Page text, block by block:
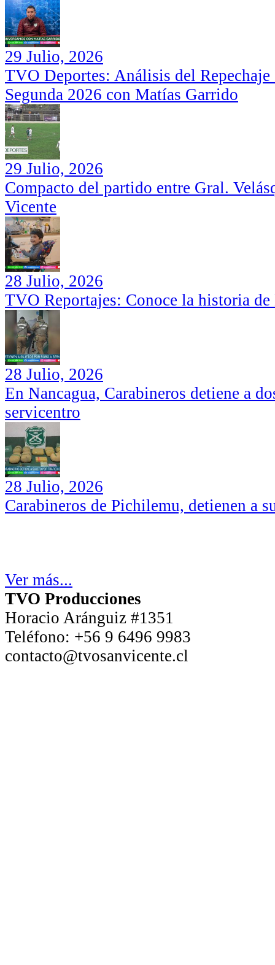
29 Julio, 2026
TVO Deportes: Análisis del
Segunda 2026 con Matías Garrido
29 Julio, 2026
Compacto del partido entre Gral.
Vicente
28 Julio, 2026
TVO Reportajes: Conoce la historia
28 Julio, 2026
En Nancagua, Carabineros detiene a
servicentro
28 Julio, 2026
Carabineros de Pichilemu, detienen a
Ver más...
TVO Producciones
Horacio Aránguiz #1351
Teléfono: +56 9 6496 9983
contacto@tvosanvicente.cl